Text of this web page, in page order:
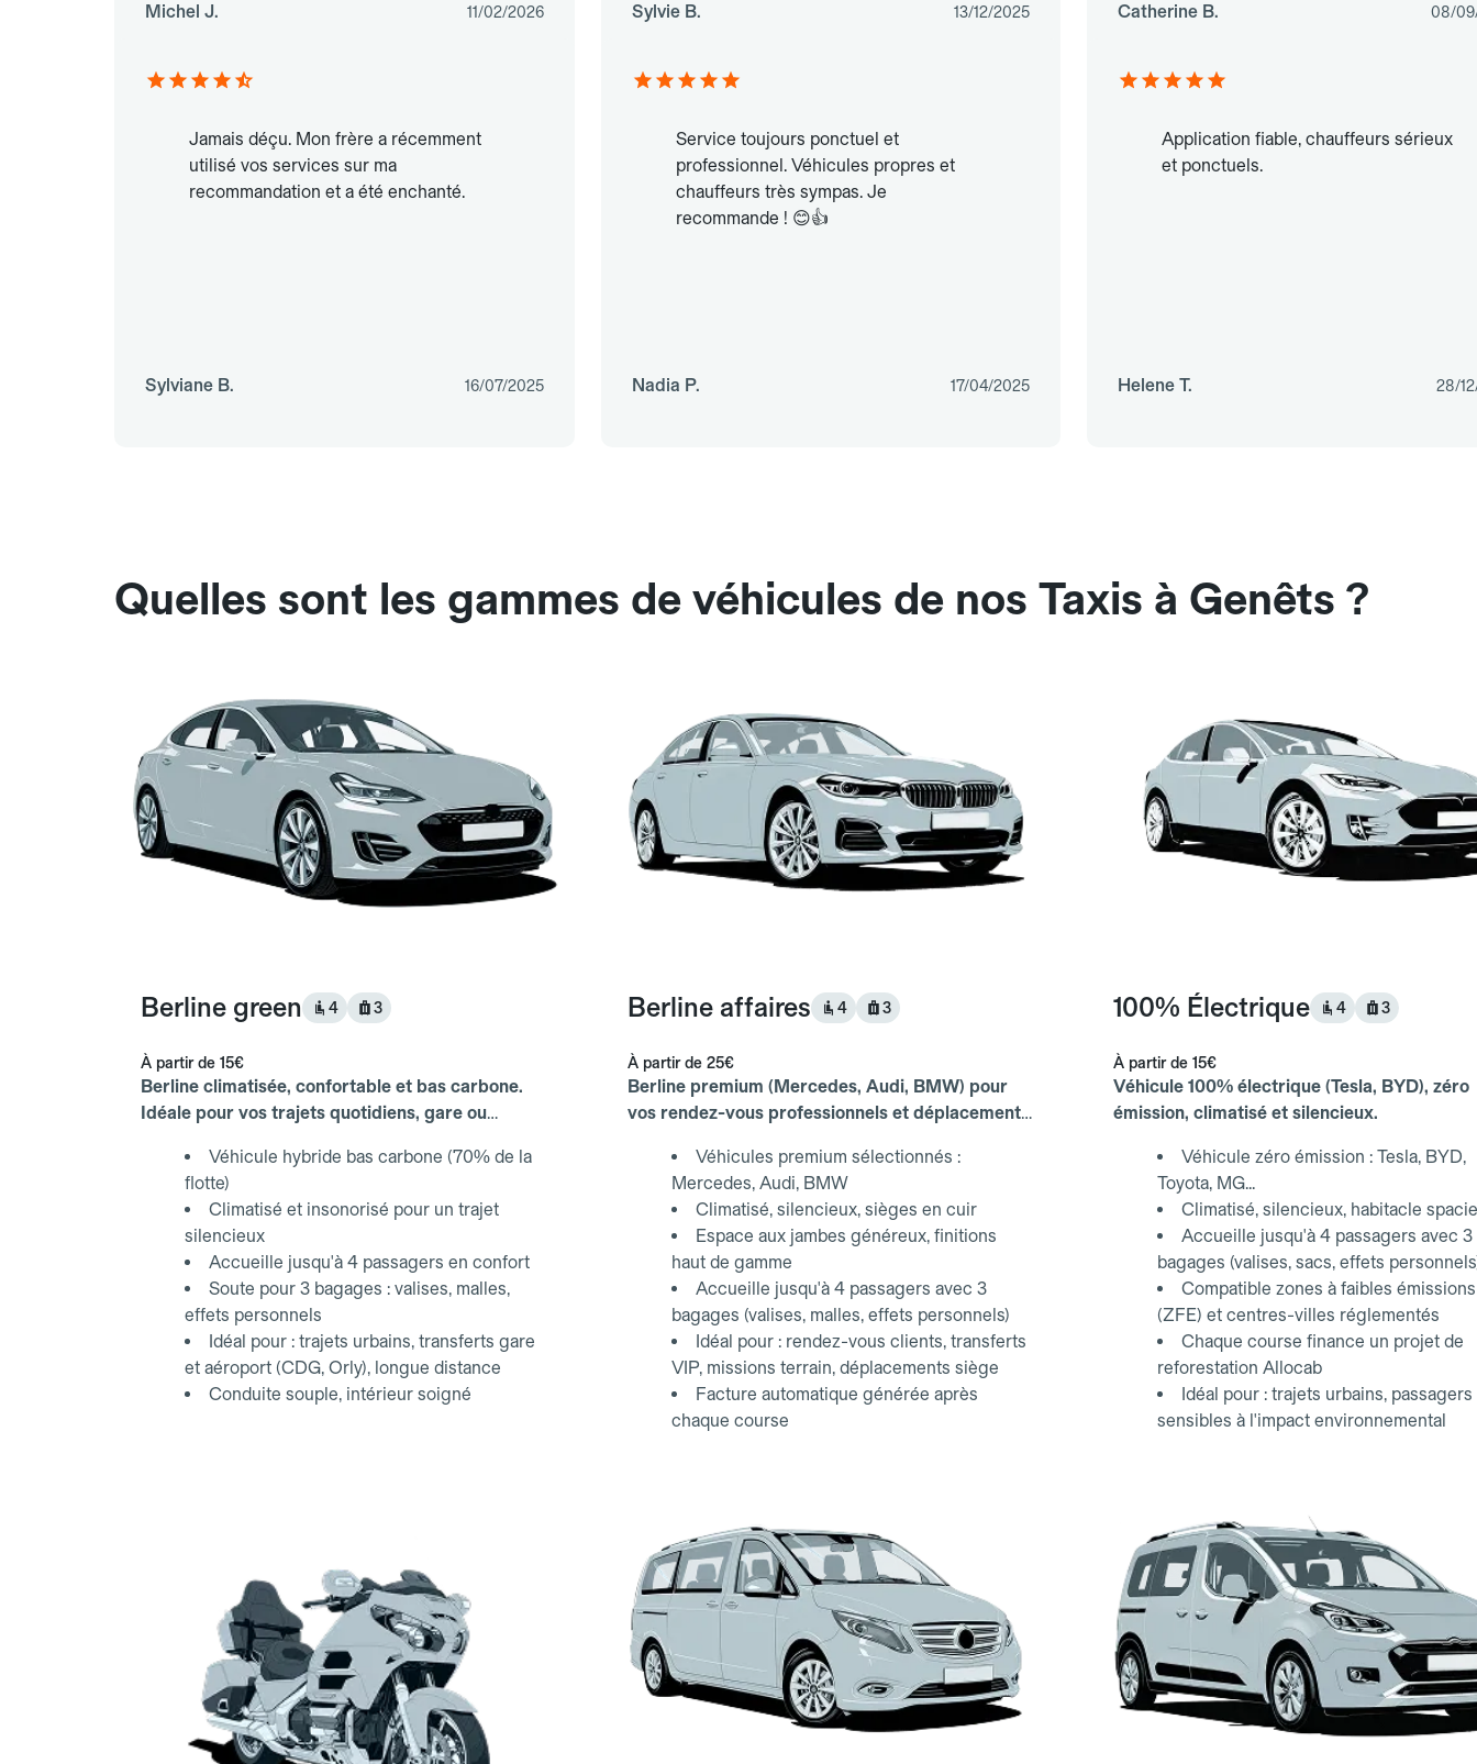
Michel J. 11/02/2026 Sylvie B. 13/12/2025 Catherine B. 08/
Jamais déçu. Mon frère a récemment
utilisé vos services sur ma
recommandation et a été enchanté.
Sylviane B. 16/07/2025
Service toujours ponctuel et
professionnel. Véhicules propres et
chauffeurs très sympas. Je
recommande ! 😊👍
Nadia P. 17/04/2025
Application fiable, chauffeurs sérieux
et ponctuels.
Helene T. 28/
Quelles sont les gammes de véhicules de nos Taxis à Genêts ?
Berline green 4 3
À partir de 15€
Berline climatisée, confortable et bas carbone.
Idéale pour vos trajets quotidiens, gare ou
Véhicule hybride bas carbone (70% de la
flotte)
Climatisé et insonorisé pour un trajet
silencieux
Accueille jusqu'à 4 passagers en confort
Soute pour 3 bagages : valises, malles,
effets personnels
Idéal pour : trajets urbains, transferts gare
et aéroport (CDG, Orly), longue distance
Conduite souple, intérieur soigné
Berline affaires 4 3
À partir de 25€
Berline premium (Mercedes, Audi, BMW) pour
vos rendez-vous professionnels et déplacements
Véhicules premium sélectionnés :
Mercedes, Audi, BMW
Climatisé, silencieux, sièges en cuir
Espace aux jambes généreux, finitions
haut de gamme
Accueille jusqu'à 4 passagers avec 3
bagages (valises, malles, effets personnels)
Idéal pour : rendez-vous clients, transferts
VIP, missions terrain, déplacements siège
Facture automatique générée après
chaque course
100% Électrique 4 3
À partir de 15€
Véhicule 100% électrique (Tesla, BYD), zéro
émission, climatisé et silencieux.
Véhicule zéro émission : Tesla, BYD,
Toyota, MG...
Climatisé, silencieux, habitacle
Accueille jusqu'à 4 passagers avec 3
bagages (valises, sacs, effets
Compatible zones à faibles émissions
(ZFE) et centres-villes réglementés
Chaque course finance un projet de
reforestation Allocab
Idéal pour : trajets urbains, passagers
sensibles à l'impact environnemental